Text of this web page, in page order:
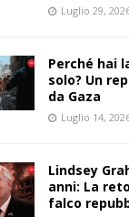
Luglio 29,
Perché hai
solo? Un
da Gaza
Luglio 14,
Lindsey
anni: La
falco